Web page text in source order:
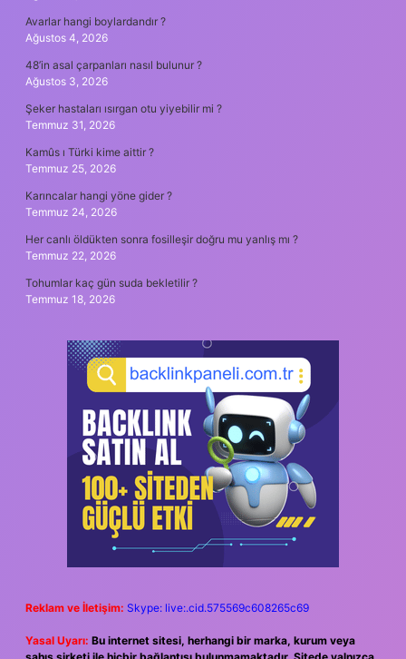
Avarlar hangi boylardandır ?
Ağustos 4, 2026
48’in asal çarpanları nasıl bulunur ?
Ağustos 3, 2026
Şeker hastaları ısırgan otu yiyebilir mi ?
Temmuz 31, 2026
Kamûs ı Türki kime aittir ?
Temmuz 25, 2026
Karıncalar hangi yöne gider ?
Temmuz 24, 2026
Her canlı öldükten sonra fosilleşir doğru mu yanlış mı ?
Temmuz 22, 2026
Tohumlar kaç gün suda bekletilir ?
Temmuz 18, 2026
Reklam ve İletişim: Skype: live:.cid.575569c608265c69
Yasal Uyarı: Bu internet sitesi, herhangi bir marka, kurum veya